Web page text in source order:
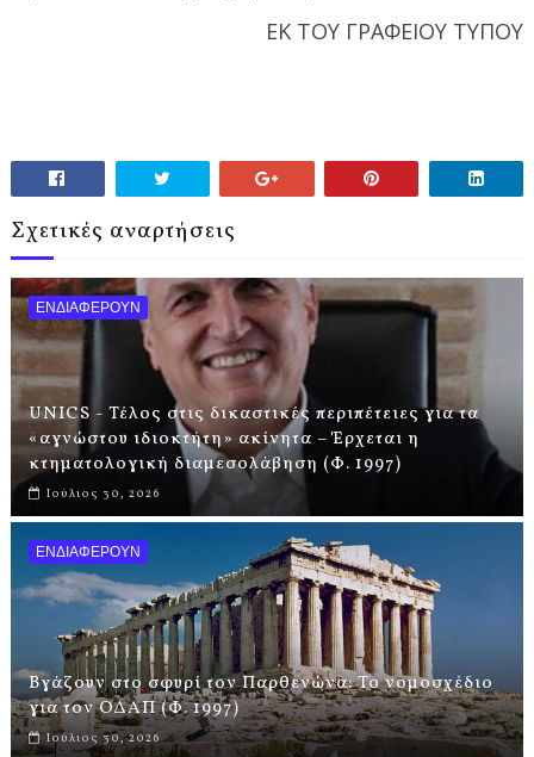
ΕΚ ΤΟΥ ΓΡΑΦΕΙΟΥ ΤΥΠΟΥ
Σχετικές αναρτήσεις
ΕΝΔΙΑΦΕΡΟΥΝ
UNICS - Τέλος στις δικαστικές περιπέτειες για τα
«αγνώστου ιδιοκτήτη» ακίνητα – Έρχεται η
κτηματολογική διαμεσολάβηση (Φ. 1997)
Ιούλιος 30, 2026
ΕΝΔΙΑΦΕΡΟΥΝ
Βγάζουν στο σφυρί τον Παρθενώνα: Το νομοσχέδιο
για τον ΟΔΑΠ (Φ. 1997)
Ιούλιος 30, 2026